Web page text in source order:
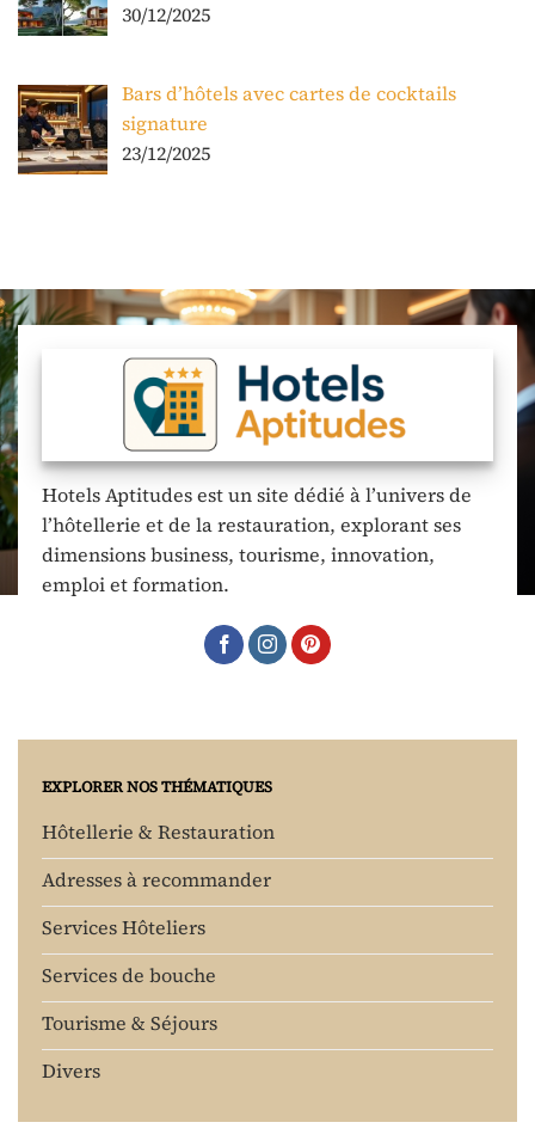
30/12/2025
Bars d’hôtels avec cartes de cocktails
signature
23/12/2025
Hotels Aptitudes est un site dédié à l’univers de
l’hôtellerie et de la restauration, explorant ses
dimensions business, tourisme, innovation,
emploi et formation.
EXPLORER NOS THÉMATIQUES
Hôtellerie & Restauration
Adresses à recommander
Services Hôteliers
Services de bouche
Tourisme & Séjours
Divers